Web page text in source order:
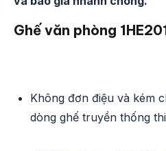
Ghế văn phòng
Không đơn điệu và kém
dòng ghế truyền thống